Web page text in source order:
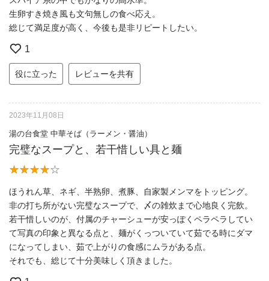
生卵すき焼き風も文句無しの食べ応え。
総じて満足度が高く、今後も是非リピートしたい。
1
役に立った レビューを共有
2023年11月08日
湯の台食堂 中華そば（ラーメン・醤油）
完璧なスープと、若干惜しい具と麺
ほうれん草、ネギ、半熟卵、煮豚、自家製メンマをトッピング。
非の打ち所がない完璧なスープで、〆の雑炊まで心地良く完飲。
若干惜しいのが、付属のチャーシューが安っぽくペラペラしてい
て写真の印象と異なる点と、麺がくっついていて茹でる時にダマ
になってしまい、茹で上がりの食感にムラがある点。
それでも、総じて十分美味しく頂きました。